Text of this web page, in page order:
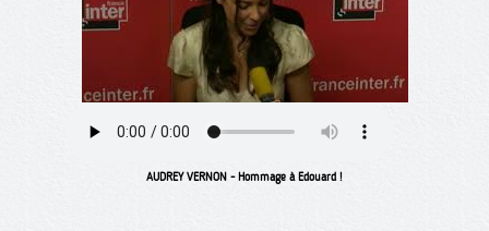
AUDREY VERNON - Hommage à Edouard !